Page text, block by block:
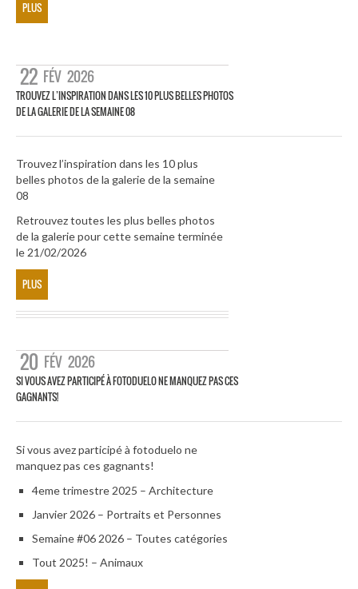
PLUS
22 FÉV 2026
TROUVEZ L’INSPIRATION DANS LES 10 PLUS BELLES PHOTOS
DE LA GALERIE DE LA SEMAINE 08
Trouvez l’inspiration dans les 10 plus
belles photos de la galerie de la semaine
08
Retrouvez toutes les plus belles photos
de la galerie pour cette semaine terminée
le 21/02/2026
PLUS
20 FÉV 2026
SI VOUS AVEZ PARTICIPÉ À FOTODUELO NE MANQUEZ PAS CES
GAGNANTS!
Si vous avez participé à fotoduelo ne
manquez pas ces gagnants!
4eme trimestre 2025 – Architecture
Janvier 2026 – Portraits et Personnes
Semaine #06 2026 – Toutes catégories
Tout 2025! – Animaux